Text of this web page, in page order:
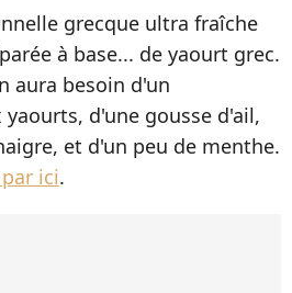
grecque ultra fraîche
à base... de yaourt grec.
aura besoin d'un
d'une gousse d'ail,
et d'un peu de menthe.
ici.